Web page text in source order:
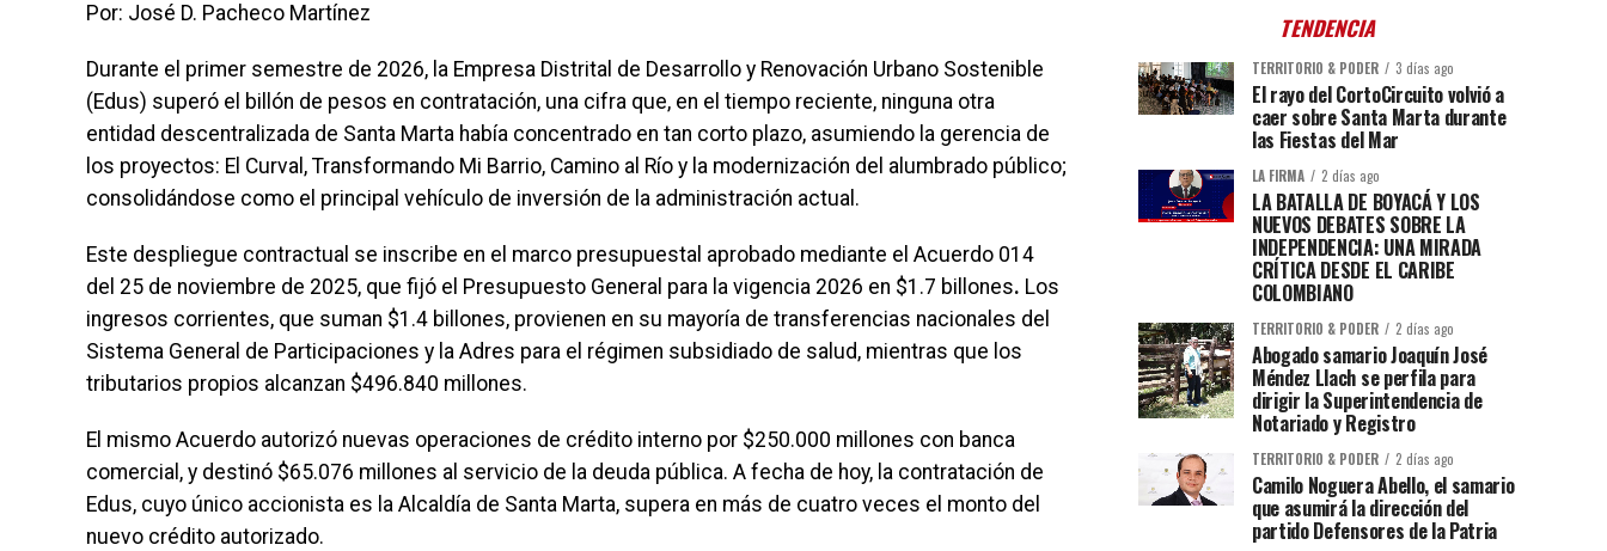
Por: José D. Pacheco Martínez
Durante el primer semestre de 2026, la Empresa Distrital de Desarrollo y Renovación Urbano Sostenible
(Edus) superó el billón de pesos en contratación, una cifra que, en el tiempo reciente, ninguna otra
entidad descentralizada de Santa Marta había concentrado en tan corto plazo, asumiendo la gerencia de
los proyectos: El Curval, Transformando Mi Barrio, Camino al Río y la modernización del alumbrado público;
consolidándose como el principal vehículo de inversión de la administración actual.
Este despliegue contractual se inscribe en el marco presupuestal aprobado mediante el Acuerdo 014
del 25 de noviembre de 2025, que fijó el Presupuesto General para la vigencia 2026 en $1.7 billones. Los
ingresos corrientes, que suman $1.4 billones, provienen en su mayoría de transferencias nacionales del
Sistema General de Participaciones y la Adres para el régimen subsidiado de salud, mientras que los
tributarios propios alcanzan $496.840 millones.
El mismo Acuerdo autorizó nuevas operaciones de crédito interno por $250.000 millones con banca
comercial, y destinó $65.076 millones al servicio de la deuda pública. A fecha de hoy, la contratación de
Edus, cuyo único accionista es la Alcaldía de Santa Marta, supera en más de cuatro veces el monto del
nuevo crédito autorizado.
TENDENCIA
TERRITORIO & PODER 3 días ago
El rayo del CortoCircuito volvió a
caer sobre Santa Marta durante
las Fiestas del Mar
LA FIRMA 2 días ago
LA BATALLA DE BOYACÁ Y LOS
NUEVOS DEBATES SOBRE LA
INDEPENDENCIA: UNA MIRADA
CRÍTICA DESDE EL CARIBE
COLOMBIANO
TERRITORIO & PODER 2 días ago
Abogado samario Joaquín José
Méndez Llach se perfila para
dirigir la Superintendencia de
Notariado y Registro
TERRITORIO & PODER 2 días ago
Camilo Noguera Abello, el samario
que asumirá la dirección del
partido Defensores de la Patria